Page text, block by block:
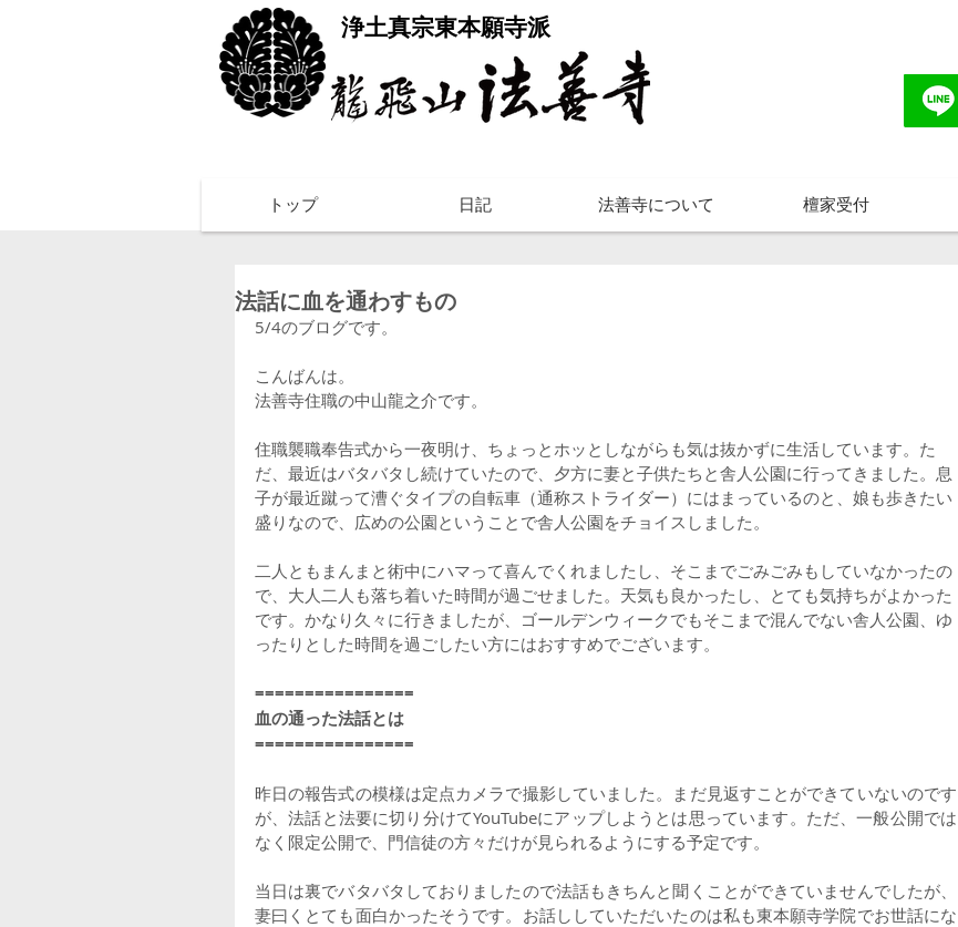
​浄土真宗東本願寺派
トップ 日記 法善寺について 檀家受付
法話に血を通わすもの
5/4のブログです。
こんばんは。
法善寺住職の中山龍之介です。
住職襲職奉告式から一夜明け、ちょっとホッとしながらも気は抜かずに生活しています。た
だ、最近はバタバタし続けていたので、夕方に妻と子供たちと舎人公園に行ってきました。息
子が最近蹴って漕ぐタイプの自転車（通称ストライダー）にはまっているのと、娘も歩きたい
盛りなので、広めの公園ということで舎人公園をチョイスしました。
二人ともまんまと術中にハマって喜んでくれましたし、そこまでごみごみもしていなかったの
で、大人二人も落ち着いた時間が過ごせました。天気も良かったし、とても気持ちがよかった
です。かなり久々に行きましたが、ゴールデンウィークでもそこまで混んでない舎人公園、ゆ
ったりとした時間を過ごしたい方にはおすすめでございます。
================
血の通った法話とは
================
昨日の報告式の模様は定点カメラで撮影していました。まだ見返すことができていないのです
が、法話と法要に切り分けてYouTubeにアップしようとは思っています。ただ、一般公開では
なく限定公開で、門信徒の方々だけが見られるようにする予定です。
当日は裏でバタバタしておりましたので法話もきちんと聞くことができていませんでしたが、
妻曰くとても面白かったそうです。お話ししていただいたのは私も東本願寺学院でお世話にな